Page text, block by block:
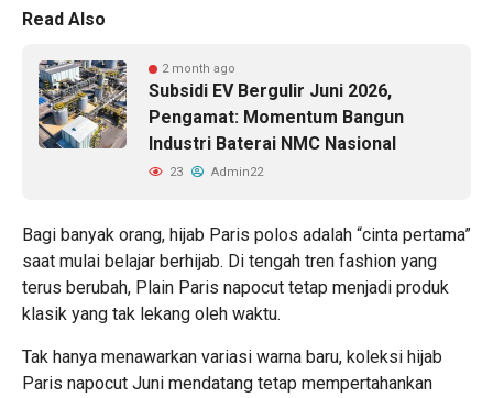
Read Also
2 month ago
Subsidi EV Bergulir Juni 2026,
Pengamat: Momentum Bangun
Industri Baterai NMC Nasional
23 Admin22
Bagi banyak orang, hijab Paris polos adalah “cinta pertama”
saat mulai belajar berhijab. Di tengah tren fashion yang
terus berubah, Plain Paris napocut tetap menjadi produk
klasik yang tak lekang oleh waktu.
Tak hanya menawarkan variasi warna baru, koleksi hijab
Paris napocut Juni mendatang tetap mempertahankan